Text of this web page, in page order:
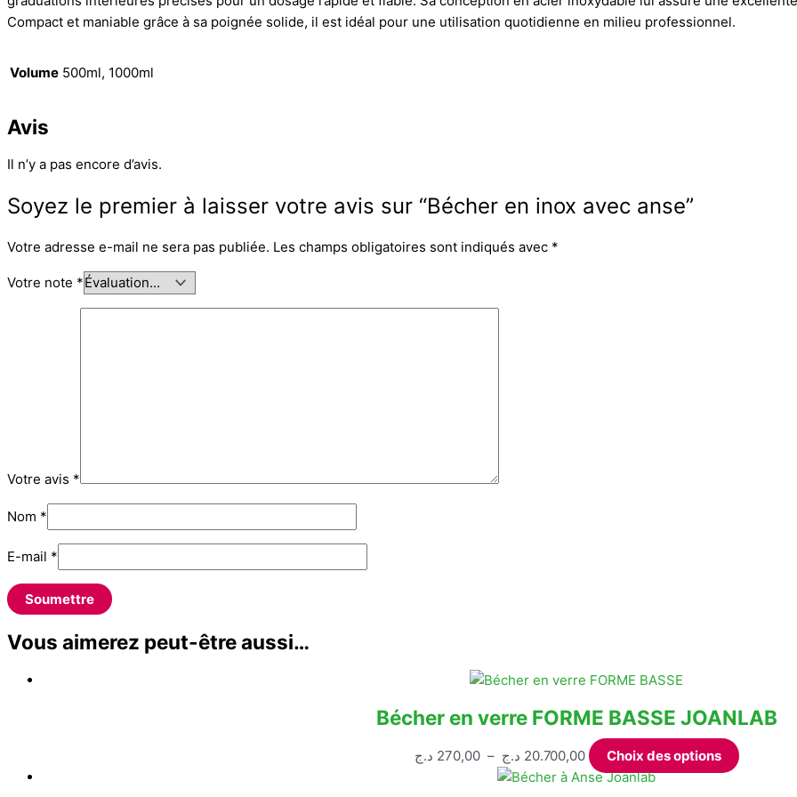
Compact et maniable grâce à sa poignée solide, il est idéal pour une utilisation quotidienne en milieu professionnel.
Volume 500ml, 1000ml
Avis
Il n’y a pas encore d’avis.
Soyez le premier à laisser votre avis sur “Bécher en inox avec anse”
Votre adresse e-mail ne sera pas publiée. Les champs obligatoires sont indiqués avec *
Votre note *
Votre avis *
Nom *
E-mail *
Vous aimerez peut-être aussi…
Bécher en verre FORME BASSE JOANLAB
270,00 د.ج – 20.700,00 د.ج
Plage
de
Choix des options
Ce